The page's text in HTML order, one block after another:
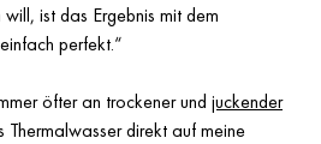
ist das Ergebnis mit dem
perfekt.“
öfter an trockener und juckender
Thermalwasser direkt auf meine